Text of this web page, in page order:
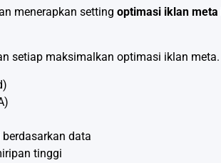
menerapkan setting optimasi iklan meta
setiap maksimalkan optimasi iklan meta.
data
tinggi